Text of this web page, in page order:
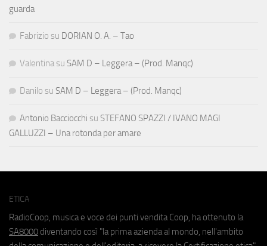
guarda
Fabrizio su DORIAN O. A. – Tao
Valentina su SAM D – Leggera – (Prod. Manqc)
Danilo su SAM D – Leggera – (Prod. Manqc)
Antonio Bacciocchi su STEFANO SPAZZI / IVANO MAGI
GALLUZZI – Una rotonda per amare
ETICA
RadioCoop, musica e voce dei punti vendita Coop, ha ottenuto la
SA8000 diventando così "la prima azienda al mondo, nell'ambito